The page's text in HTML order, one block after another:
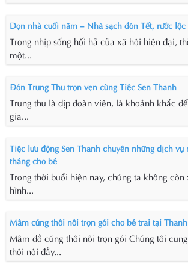
Dọn nhà cuối năm – Nhà sạch đón Tết, rước lộc
Trong nhịp sống hối hả của xã hội hiện đại,
một...
Đón Trung Thu trọn vẹn cùng Tiệc Sen Thanh
Trung thu là dịp đoàn viên, là khoảnh khắc
gia...
Tiệc lưu động Sen Thanh chuyên những dịch vụ
tháng cho bé
Trong thời buổi hiện nay, chúng ta không
hình...
Mâm cúng thôi nôi trọn gói cho bé trai tại
Mâm đồ cúng thôi nôi trọn gói Chúng tôi
thôi nôi đầy...